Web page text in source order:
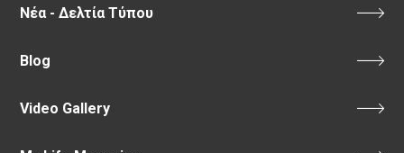
Νέα - Δελτία Τύπου
Blog
Video Gallery